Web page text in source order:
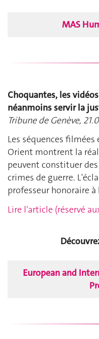
MAS
Choquantes, les
néanmoins servir la
Tribune de Genève,
Les séquences
Orient montrent la
peuvent constituer
crimes de guerre.
professeur honoraire
Lire l'article (réservé
European and